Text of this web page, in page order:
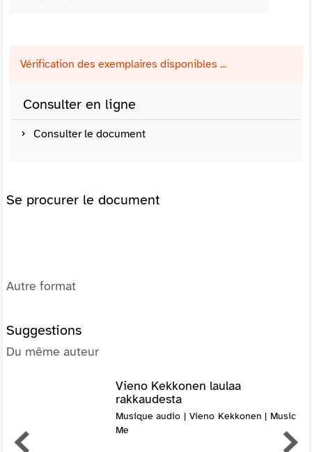
Vérification des exemplaires disponibles ...
Consulter en ligne
Consulter le document
Se procurer le document
Autre format
Suggestions
Du même auteur
Vieno Kekkonen laulaa
rakkaudesta
Musique audio | Vieno Kekkonen | Music
Me